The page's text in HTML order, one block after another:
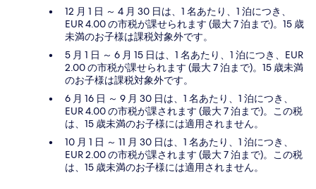
12 月 1 日 ～ 4 月 30 日は、1 名あたり、1 泊につき、
EUR 4.00 の市税が課せられます (最大 7 泊まで)。15 歳
未満のお子様は課税対象外です。
5 月 1 日 ～ 6 月 15 日は、1 名あたり、1 泊につき、EUR
2.00 の市税が課せられます (最大 7 泊まで)。15 歳未満
のお子様は課税対象外です。
6 月 16 日 ～ 9 月 30 日は、1 名あたり、1 泊につき、
EUR 4.00 の市税が課されます (最大 7 泊まで)。この税
は、15 歳未満のお子様には適用されません。
10 月 1 日 ～ 11 月 30 日は、1 名あたり、1 泊につき、
EUR 2.00 の市税が課されます (最大 7 泊まで)。この税
は、15 歳未満のお子様には適用されません。